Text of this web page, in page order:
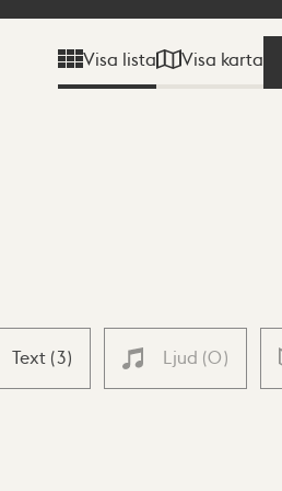
Visa lista Visa karta
Text (3) Ljud (0)